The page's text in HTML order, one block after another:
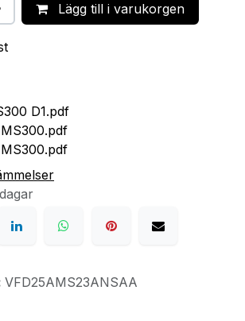
Lägg till i varukorgen
D1.pdf
VFD25AMS23ANSAA